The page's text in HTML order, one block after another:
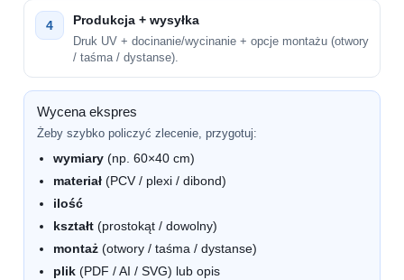
4 Produkcja + wysyłka
Druk UV + docinanie/wycinanie + opcje montażu (otwory
/ taśma / dystanse).
Wycena ekspres
Żeby szybko policzyć zlecenie, przygotuj:
wymiary (np. 60×40 cm)
materiał (PCV / plexi / dibond)
ilość
kształt (prostokąt / dowolny)
montaż (otwory / taśma / dystanse)
plik (PDF / AI / SVG) lub opis